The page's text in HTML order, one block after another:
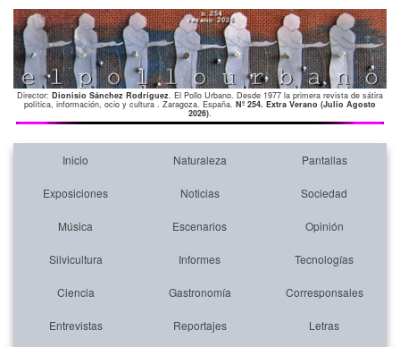
Director: Dionisio Sánchez Rodríguez. El Pollo Urbano. Desde 1977 la primera revista de sátira
política, información, ocio y cultura . Zaragoza. España. Nº 254. Extra Verano (Julio Agosto
2026).
Inicio Naturaleza Pantallas
Exposiciones Noticias Sociedad
Música Escenarios Opinión
Silvicultura Informes Tecnologías
Ciencia Gastronomía Corresponsales
Entrevistas Reportajes Letras